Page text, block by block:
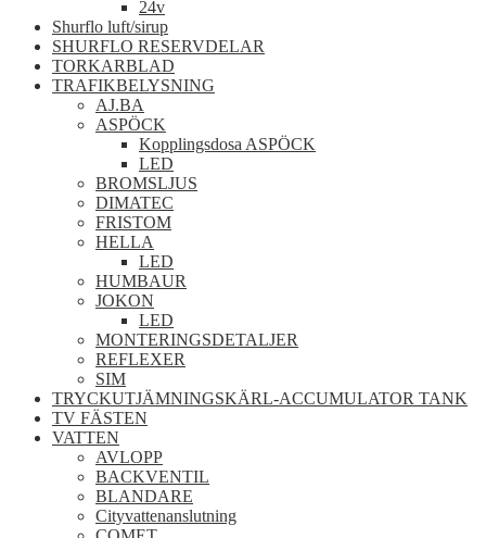
24v
Shurflo luft/sirup
SHURFLO RESERVDELAR
TORKARBLAD
TRAFIKBELYSNING
AJ.BA
ASPÖCK
Kopplingsdosa ASPÖCK
LED
BROMSLJUS
DIMATEC
FRISTOM
HELLA
LED
HUMBAUR
JOKON
LED
MONTERINGSDETALJER
REFLEXER
SIM
TRYCKUTJÄMNINGSKÄRL-ACCUMULATOR TANK
TV FÄSTEN
VATTEN
AVLOPP
BACKVENTIL
BLANDARE
Cityvattenanslutning